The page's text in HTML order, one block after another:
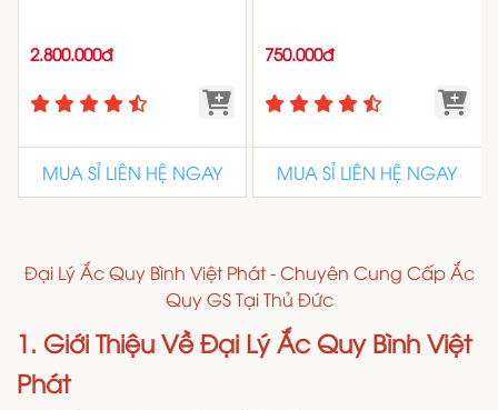
2.800.000đ
MUA SỈ LIÊN HỆ NGAY
750.000đ
MUA SỈ LIÊN HỆ NGAY
Đại Lý Ắc Quy Bình Việt Phát - Chuyên Cung Cấp Ắc
Quy GS Tại Thủ Đức
1. Giới Thiệu Về Đại Lý Ắc Quy Bình Việt
Phát